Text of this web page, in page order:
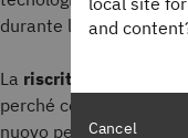
durante la migrazione.
La riscrittura
del
perché comporta la
nuovo per sostituire
and
Cancel